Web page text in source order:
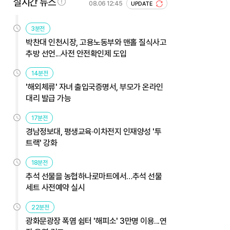
08.06 12:45 UPDATE
3분전
박찬대 인천시장, 고용노동부와 맨홀 질식사고
추방 선언...사전 안전확인제 도입
14분전
'해외체류' 자녀 출입국증명서, 부모가 온라인
대리 발급 가능
17분전
경남정보대, 평생교육·이차전지 인재양성 '투
트랙' 강화
18분전
추석 선물을 농협하나로마트에서…추석 선물
세트 사전예약 실시
22분전
광화문광장 폭염 쉼터 '해피소' 3만명 이용...연